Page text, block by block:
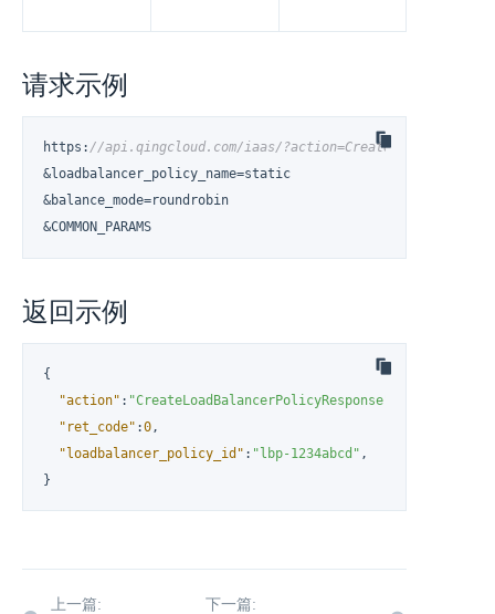
请求示例
https : //api.qingcloud.com/iaas/
&loadbalancer_policy_name=static
&balance_mode=roundrobin
&COMMON_PARAMS
返回示例
{
"action" : "CreateLoadBalancerPolicyResponse"
"ret_code" :0,
"loadbalancer_policy_id" : "lbp-1234abcd" ,
}
上一篇: 下一篇: